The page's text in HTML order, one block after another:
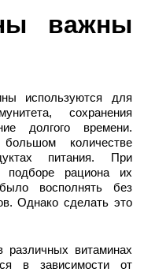
важны
используются для
сохранения
долгого времени.
количестве
питания. При
подборе рациона их
восполнять без
Однако сделать это
различных витаминах
в зависимости от